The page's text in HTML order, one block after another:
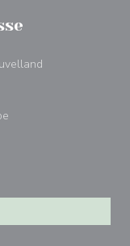
((apre una